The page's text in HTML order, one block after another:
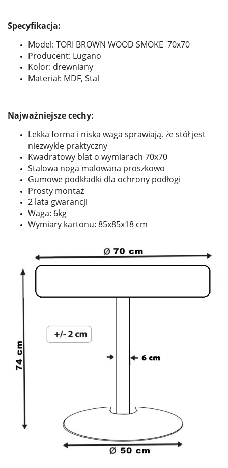
Specyfikacja:
Model: TORI BROWN WOOD SMOKE 70x70
Producent: Lugano
Kolor: drewniany
Materiał: MDF, Stal
Najważniejsze cechy:
Lekka forma i niska waga sprawiają, że stół jest
niezwykle praktyczny
Kwadratowy blat o wymiarach 70x70
Stalowa noga malowana proszkowo
Gumowe podkładki dla ochrony podłogi
Prosty montaż
2 lata gwarancji
Waga: 6kg
Wymiary kartonu: 85x85x18 cm